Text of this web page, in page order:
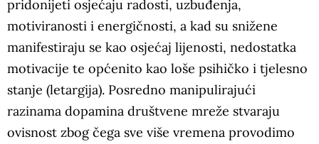
pridonijeti osjećaju radosti, uzbuđenja,
motiviranosti i energičnosti, a kad su snižene
manifestiraju se kao osjećaj lijenosti, nedostatka
motivacije te općenito kao loše psihičko i tjelesno
stanje (letargija). Posredno manipulirajući
razinama dopamina društvene mreže stvaraju
ovisnost zbog čega sve više vremena provodimo